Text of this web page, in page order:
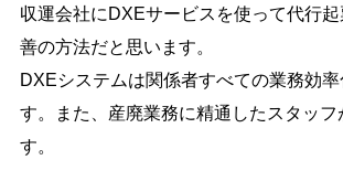
収運会社にDXEサービスを使って代行
善の方法だと思います。
DXEシステムは関係者すべての業務効率
す。また、産廃業務に精通したスタッフ
す。